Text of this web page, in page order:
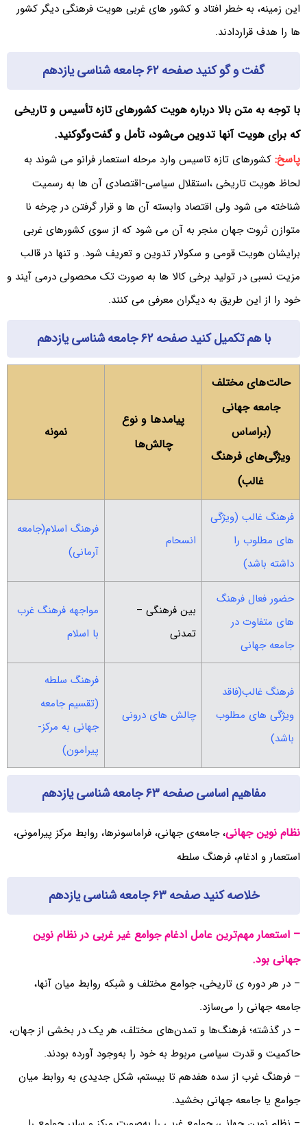
این زمینه، به خطر افتاد و کشور های غربی هویت فرهنگی دیگر کشور
ها را هدف قراردادند.
گفت و گو کنید صفحه ۶۲ جامعه شناسی یازدهم
با توجه به متن بالا درباره هویت کشورهای تازه تأسیس و تاریخی
که برای هویت آنها تدوین می‌شود، تأمل و گفت‌وگوکنید.
پاسخ: کشورهای تازه تاسیس وارد مرحله استعمار فرانو می شوند به
لحاظ هویت تاریخی ،استقلال سیاسی-اقتصادی آن ها به رسمیت
شناخته می شود ولی اقتصاد وابسته آن ها و قرار گرفتن در چرخه نا
متوازن ثروت جهان منجر به آن می شود که از سوی کشورهای غربی
برایشان هویت قومی و سکولار تدوین و تعریف شود. و تنها در قالب
مزیت نسبی در تولید برخی کالا ها به صورت تک محصولی درمی آیند و
خود را از این طریق به دیگران معرفی می کنند.
با هم تکمیل کنید صفحه ۶۲ جامعه شناسی یازدهم
حالت‌های مختلف
جامعه جهانی
(براساس
ویژگی‌های فرهنگ
غالب)
پیامدها و نوع
چالش‌ها
نمونه
فرهنگ غالب (ویژگی
های مطلوب را
داشته باشد)
انسحام
فرهنگ اسلام(جامعه
آرمانی)
حضور فعال فرهنگ
های متفاوت در
جامعه جهانی
بین فرهنگی –
تمدنی
مواجهه فرهنگ غرب
با اسلام
فرهنگ غالب(فاقد
ویژگی های مطلوب
باشد)
چالش های درونی
فرهنگ سلطه
(تقسیم جامعه
جهانی به مرکز-
پیرامون)
مفاهیم اساسی صفحه ۶۳ جامعه شناسی یازدهم
نظام نوین جهانی، جامعه‌ی جهانی، فراماسونرها، روابط مرکز پیرامونی،
استعمار و ادغام، فرهنگ سلطه
خلاصه کنید صفحه ۶۳ جامعه شناسی یازدهم
– استعمار مهم‌ترین عامل ادغام جوامع غیر غربی در نظام نوین
جهانی بود.
– در هر دوره ‌ی تاریخی، جوامع مختلف و شبکه روابط میان آنها،
جامعه جهانی را می‌سازد.
– در گذشته؛ فرهنگ‌ها و تمدن‌های مختلف، هر یک در بخشی از جهان،
حاکمیت و قدرت سیاسی مربوط به خود را به‌وجود آورده بودند.
– فرهنگ غرب از سده هفدهم تا بیستم، شکل جدیدی به روابط میان
جوامع یا جامعه جهانی بخشید.